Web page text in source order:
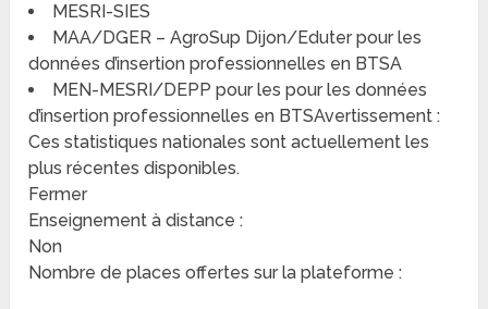
MESRI-SIES
MAA/DGER – AgroSup Dijon/Eduter pour les
données d’insertion professionnelles en BTSA
MEN-MESRI/DEPP pour les pour les données
d’insertion professionnelles en BTSAvertissement :
Ces statistiques nationales sont actuellement les
plus récentes disponibles.
Fermer
Enseignement à distance :
Non
Nombre de places offertes sur la plateforme :